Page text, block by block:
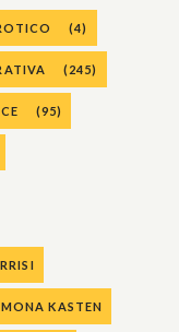
(4)
(245)
(95)
MONA KASTEN